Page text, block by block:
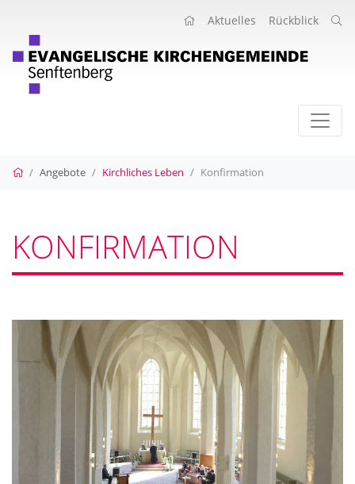
Aktuelles Rückblick
Startseite
Angebote Kirchliches Leben Konfirmation
KONFIRMATION